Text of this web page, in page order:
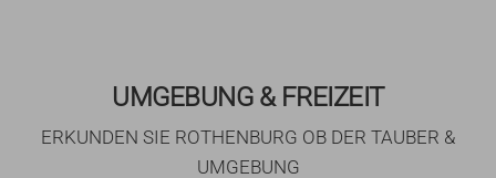
UMGEBUNG & FREIZEIT
ERKUNDEN SIE ROTHENBURG OB DER TAUBER &
UMGEBUNG